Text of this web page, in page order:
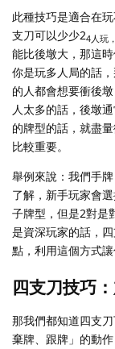
此種技巧是適合在
支刀可以少少24人玩
能比後墩大，那這
你是玩多人局的話
的人都會想要衝後
人太多的話，後墩
的牌型的話，就盡
比較重要。
舉例來說：我們手
了解，新手玩家會
子牌型，但是2對是
是資深玩家的話，
點，利用這個方式
四支刀技巧
那我們都知道四支
棄牌、跟牌」的動